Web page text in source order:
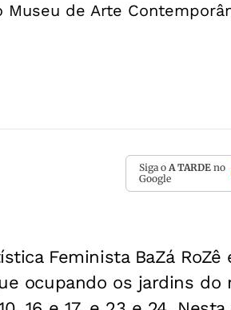
de Arte
Siga o A TARDE no
Google
Feminista BaZá RoZê
ocupando os jardins